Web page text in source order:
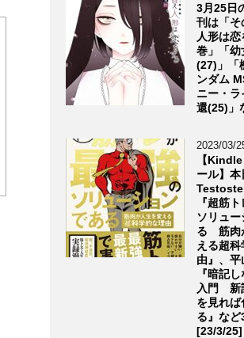
3月25日
刊は「そ
人形は
巻」「幼
(27)」「
ンダム
ニー・
還(25)」
2023/03/
【
ール】本
『超筋
ソリュ
る 筋肉
える超
由』、平
『暗記
入門 新
を見れ
る』など
[23/3/25]